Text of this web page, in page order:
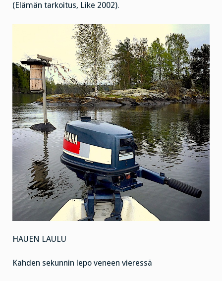
(Elämän tarkoitus, Like 2002).
HAUEN LAULU
Kahden sekunnin lepo veneen vieressä